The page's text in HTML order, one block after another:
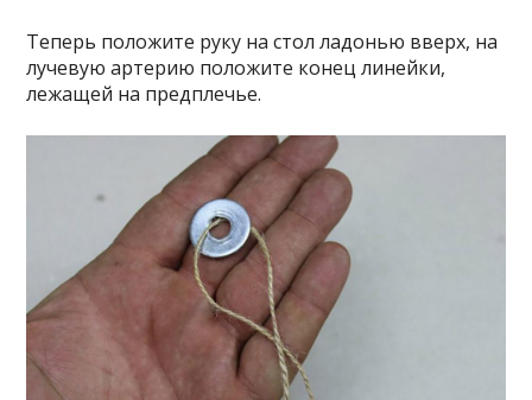
Теперь положите руку на стол ладонью вверх, на
лучевую артерию положите конец линейки,
лежащей на предплечье.